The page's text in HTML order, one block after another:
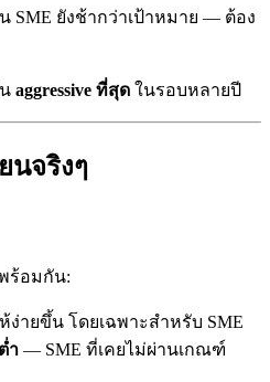
SME ยังช้ากว่าเป้าหมาย — ต้อง
aggressive ที่สุด ในรอบหลายปี
นจริงๆ
ร้อมกัน:
ง่ายขึ้น โดยเฉพาะสำหรับ SME
ำ — SME ที่เคยไม่ผ่านเกณฑ์